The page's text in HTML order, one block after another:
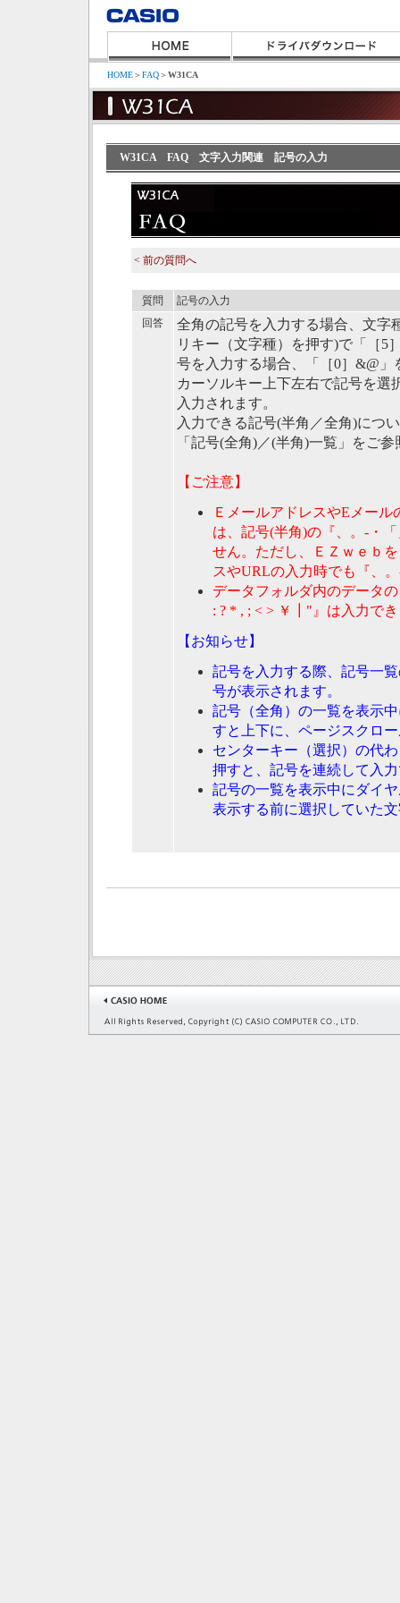
HOME＞FAQ＞W31CA
W31CA FAQ 文字入力関連 記号の入力
< 前の質問へ
質問
記号の入力
回答
全角の記号を入力する場合、文字
リキー（文字種）を押す)で「［5
号を入力する場合、「［0］&@」
カーソルキー上下左右で記号を
入力されます。
入力できる記号(半角／全角)につ
「記号(全角)／(半角)一覧」をご
【ご注意】
ＥメールアドレスやEメー
は、記号(半角)の『、。-・
せん。ただし、ＥＺｗｅｂ
スやURLの入力時でも『、
データフォルダ内のデータ
: ? * , ; < > ￥┃"』は入力で
【お知らせ】
記号を入力する際、記号一
号が表示されます。
記号（全角）の一覧を表示
すと上下に、ページスクロ
センターキー（選択）の代
押すと、記号を連続して入
記号の一覧を表示中にダイ
表示する前に選択していた